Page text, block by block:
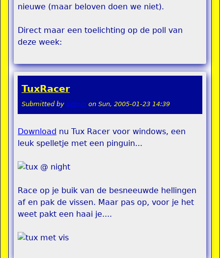
nieuwe (maar beloven doen we niet).
Direct maar een toelichting op de poll van
deze week:
TuxRacer
Submitted by admin on Sun, 2005-01-23 14:39
Download nu Tux Racer voor windows, een
leuk spelletje met een pinguin...
Race op je buik van de besneeuwde hellingen
af en pak de vissen. Maar pas op, voor je het
weet pakt een haai je....